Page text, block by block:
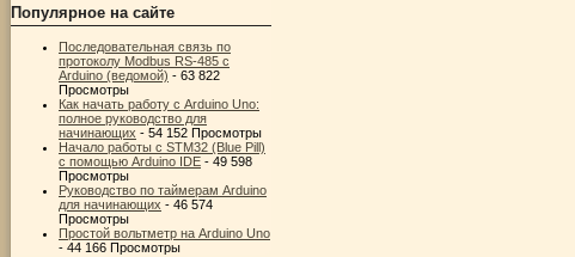
Популярное на сайте
Последовательная связь по
протоколу Modbus RS-485 с
Arduino (ведомой) - 63 822
Просмотры
Как начать работу с Arduino Uno:
полное руководство для
начинающих - 54 152 Просмотры
Начало работы с STM32 (Blue Pill)
с помощью Arduino IDE - 49 598
Просмотры
Руководство по таймерам Arduino
для начинающих - 46 574
Просмотры
Простой вольтметр на Arduino Uno
- 44 166 Просмотры